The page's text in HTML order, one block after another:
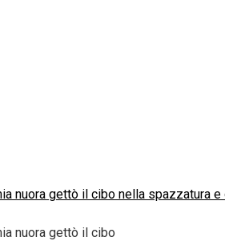
nuora gettò il cibo nella
nuora gettò il cibo